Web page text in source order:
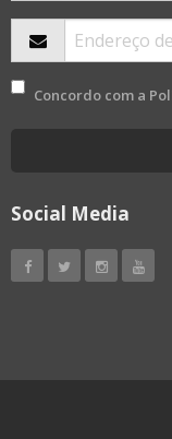
Concordo com a
Social Media